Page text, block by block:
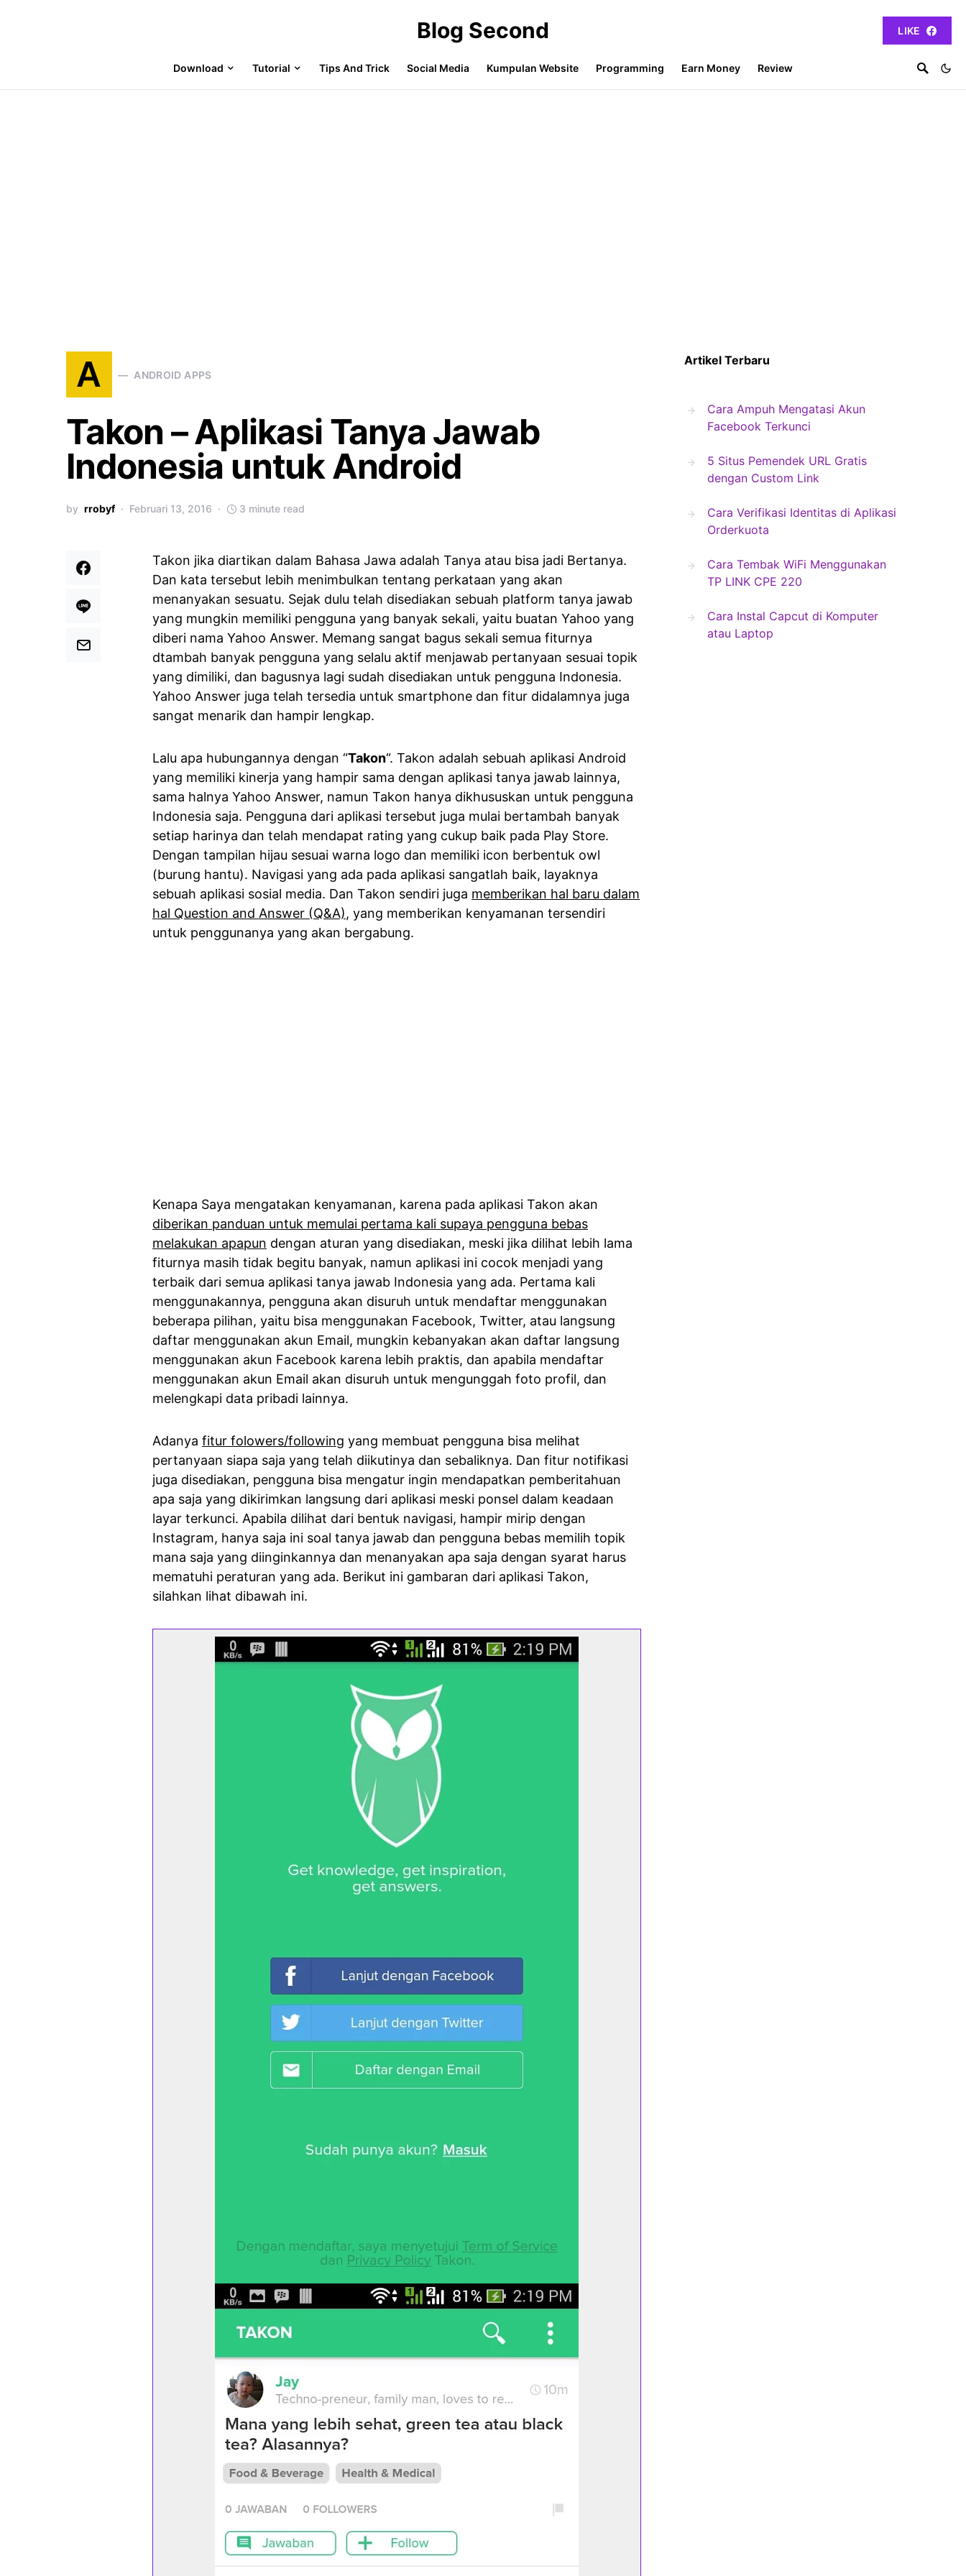
Blog Second LIKE
Download Tutorial Tips And Trick Social Media Kumpulan Website Programming Earn Money Review
A ANDROID APPS
Takon – Aplikasi Tanya Jawab
Indonesia untuk Android
by rrobyf Februari 13, 2016 3 minute read
Takon jika diartikan dalam Bahasa Jawa adalah Tanya atau bisa jadi Bertanya.
Dan kata tersebut lebih menimbulkan tentang perkataan yang akan
menanyakan sesuatu. Sejak dulu telah disediakan sebuah platform tanya jawab
yang mungkin memiliki pengguna yang banyak sekali, yaitu buatan Yahoo yang
diberi nama Yahoo Answer. Memang sangat bagus sekali semua fiturnya
dtambah banyak pengguna yang selalu aktif menjawab pertanyaan sesuai topik
yang dimiliki, dan bagusnya lagi sudah disediakan untuk pengguna Indonesia.
Yahoo Answer juga telah tersedia untuk smartphone dan fitur didalamnya juga
sangat menarik dan hampir lengkap.
Lalu apa hubungannya dengan “Takon“. Takon adalah sebuah aplikasi Android
yang memiliki kinerja yang hampir sama dengan aplikasi tanya jawab lainnya,
sama halnya Yahoo Answer, namun Takon hanya dikhususkan untuk pengguna
Indonesia saja. Pengguna dari aplikasi tersebut juga mulai bertambah banyak
setiap harinya dan telah mendapat rating yang cukup baik pada Play Store.
Dengan tampilan hijau sesuai warna logo dan memiliki icon berbentuk owl
(burung hantu). Navigasi yang ada pada aplikasi sangatlah baik, layaknya
sebuah aplikasi sosial media. Dan Takon sendiri juga memberikan hal baru dalam
hal Question and Answer (Q&A), yang memberikan kenyamanan tersendiri
untuk penggunanya yang akan bergabung.
Kenapa Saya mengatakan kenyamanan, karena pada aplikasi Takon akan
diberikan panduan untuk memulai pertama kali supaya pengguna bebas
melakukan apapun dengan aturan yang disediakan, meski jika dilihat lebih lama
fiturnya masih tidak begitu banyak, namun aplikasi ini cocok menjadi yang
terbaik dari semua aplikasi tanya jawab Indonesia yang ada. Pertama kali
menggunakannya, pengguna akan disuruh untuk mendaftar menggunakan
beberapa pilihan, yaitu bisa menggunakan Facebook, Twitter, atau langsung
daftar menggunakan akun Email, mungkin kebanyakan akan daftar langsung
menggunakan akun Facebook karena lebih praktis, dan apabila mendaftar
menggunakan akun Email akan disuruh untuk mengunggah foto profil, dan
melengkapi data pribadi lainnya.
Adanya fitur folowers/following yang membuat pengguna bisa melihat
pertanyaan siapa saja yang telah diikutinya dan sebaliknya. Dan fitur notifikasi
juga disediakan, pengguna bisa mengatur ingin mendapatkan pemberitahuan
apa saja yang dikirimkan langsung dari aplikasi meski ponsel dalam keadaan
layar terkunci. Apabila dilihat dari bentuk navigasi, hampir mirip dengan
Instagram, hanya saja ini soal tanya jawab dan pengguna bebas memilih topik
mana saja yang diinginkannya dan menanyakan apa saja dengan syarat harus
mematuhi peraturan yang ada. Berikut ini gambaran dari aplikasi Takon,
silahkan lihat dibawah ini.
Artikel Terbaru
Cara Ampuh Mengatasi Akun
Facebook Terkunci
5 Situs Pemendek URL Gratis
dengan Custom Link
Cara Verifikasi Identitas di Aplikasi
Orderkuota
Cara Tembak WiFi Menggunakan
TP LINK CPE 220
Cara Instal Capcut di Komputer
atau Laptop